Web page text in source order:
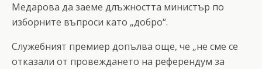
Медарова да заеме длъжността министър по
изборните въпроси като „добро“.
Служебният премиер допълва още, че „не сме се
отказали от провеждането на референдум за